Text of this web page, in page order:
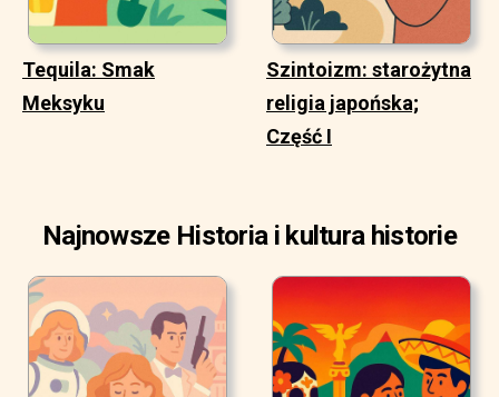
Tequila: Smak
Meksyku
Szintoizm: starożytna
religia japońska;
Część I
Najnowsze Historia i kultura historie